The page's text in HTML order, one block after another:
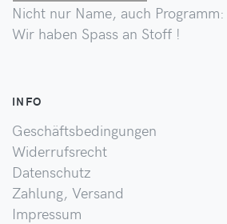
Nicht nur Name, auch Programm:
Wir haben Spass an Stoff !
INFO
Geschäftsbedingungen
Widerrufsrecht
Datenschutz
Zahlung, Versand
Impressum